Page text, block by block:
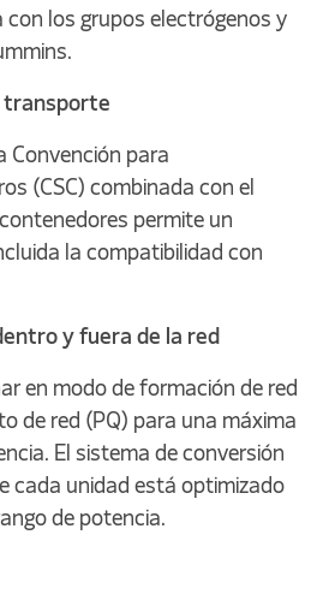
los grupos electrógenos y
transporte
Convención para
(CSC) combinada con el
permite un
la compatibilidad con
y fuera de la red
en modo de formación de red
de red (PQ) para una máxima
El sistema de conversión
cada unidad está optimizado
de potencia.